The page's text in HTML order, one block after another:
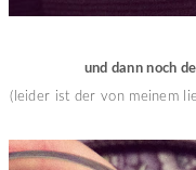
und dann noch
(leider ist der von meinem